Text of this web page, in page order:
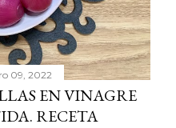
09, 2022
EN VINAGRE
RECETA